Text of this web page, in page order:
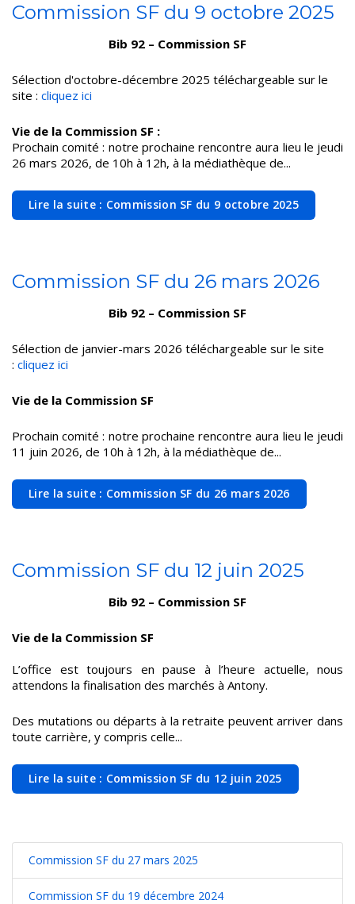
Commission SF du 9 octobre 2025
Bib 92 – Commission SF
Sélection d'octobre-décembre 2025 téléchargeable sur le
site : cliquez ici
Vie de la Commission SF :
Prochain comité : notre prochaine rencontre aura lieu le jeudi
26 mars 2026, de 10h à 12h, à la médiathèque de...
Lire la suite : Commission SF du 9 octobre 2025
Commission SF du 26 mars 2026
Bib 92 – Commission SF
Sélection de janvier-mars 2026 téléchargeable sur le site
: cliquez ici
Vie de la Commission SF
Prochain comité : notre prochaine rencontre aura lieu le jeudi
11 juin 2026, de 10h à 12h, à la médiathèque de...
Lire la suite : Commission SF du 26 mars 2026
Commission SF du 12 juin 2025
Bib 92 – Commission SF
Vie de la Commission SF
L’office est toujours en pause à l’heure actuelle, nous
attendons la finalisation des marchés à Antony.
Des mutations ou départs à la retraite peuvent arriver dans
toute carrière, y compris celle...
Lire la suite : Commission SF du 12 juin 2025
Commission SF du 27 mars 2025
Commission SF du 19 décembre 2024